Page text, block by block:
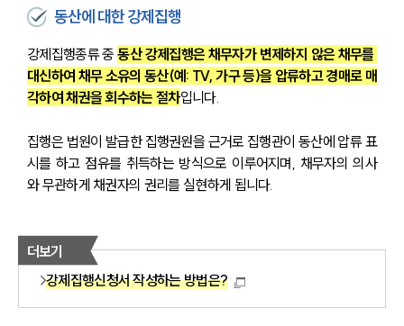
동산에 대한 강제집행
강제집행종류 중 동산 강제집행은 채무자가 변제하지 않은 채무를
대신하여 채무 소유의 동산(예: TV, 가구 등)을 압류하고 경매로 매
각하여 채권을 회수하는 절차입니다.
집행은 법원이 발급한 집행권원을 근거로 집행관이 동산에 압류 표
시를 하고 점유를 취득하는 방식으로 이루어지며, 채무자의 의사
와 무관하게 채권자의 권리를 실현하게 됩니다.
더보기
강제집행신청서 작성하는 방법은?